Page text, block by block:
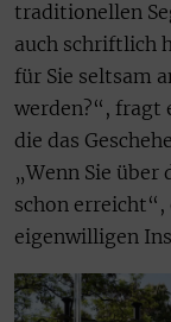
traditionellen
auch schriftlich
für Sie seltsam
werden?“, fragt
die das
„Wenn Sie über
schon erreicht“,
eigenwilligen